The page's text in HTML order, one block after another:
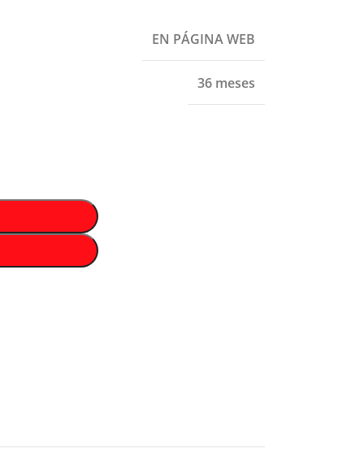
EN PÁGINA WEB
36 meses